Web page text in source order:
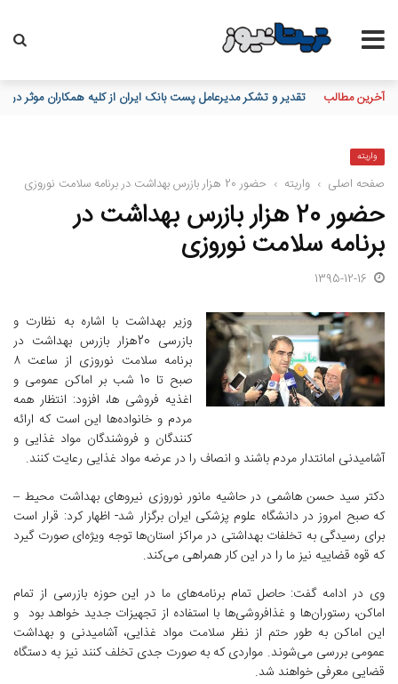
آخرین مطالب تقدیر و تشکر مدیرعامل پست بانک ایران از کلیه همکاران موثر در
واریته
صفحه اصلی › واریته › حضور 20 هزار بازرس بهداشت در برنامه سلامت نوروزی
حضور 20 هزار بازرس بهداشت در
برنامه سلامت نوروزی
1395-12-16
وزیر بهداشت با اشاره به نظارت و
بازرسی 20هزار بازرس بهداشت در
برنامه سلامت نوروزی از ساعت ۸
صبح تا 10 شب بر اماکن عمومی و
اغذیه فروشی ها، افزود: انتظار همه
مردم و خانواده‌ها این است که ارائه
کنندگان و فروشندگان مواد غذایی و
آشامیدنی امانتدار مردم باشند و انصاف را در عرضه مواد غذایی رعایت کنند.
دکتر سید حسن هاشمی در حاشیه مانور نوروزی نیروهای بهداشت محیط –
که صبح امروز در دانشگاه علوم پزشکی ایران برگزار شد- اظهار کرد: قرار است
برای رسیدگی به تخلفات بهداشتی در مراکز استان‌ها توجه ویژه‌ای صورت گیرد
که قوه قضاییه نیز ما را در این کار همراهی می‌کند.
وی در ادامه گفت: حاصل تمام برنامه‌های ما در این حوزه بازرسی از تمام
اماکن، رستوران‌ها و غذافروشی‌ها با استفاده از تجهیزات جدید خواهد بود و
این اماکن به طور حتم از نظر سلامت مواد غذایی، آشامیدنی و بهداشت
عمومی بررسی می‌شوند. مواردی که به صورت جدی تخلف کنند نیز به دستگاه
قضایی معرفی خواهند شد.